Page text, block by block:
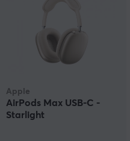
Apple
AirPods Max USB-C -
Starlight